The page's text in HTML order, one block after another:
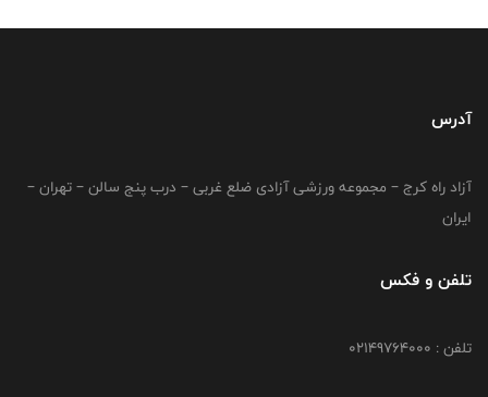
آدرس
آزاد راه کرج – مجموعه ورزشی آزادی ضلع غربی – درب پنج سالن – تهران –
ایران
تلفن و فکس
تلفن : 02149764000